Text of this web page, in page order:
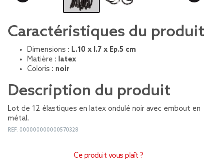
Caractéristiques du produit
Dimensions : L.10 x l.7 x Ep.5 cm
Matière : latex
Coloris : noir
Description du produit
Lot de 12 élastiques en latex ondulé noir avec embout en
métal.
REF. 000000000000570328
Ce produit vous plaît ?